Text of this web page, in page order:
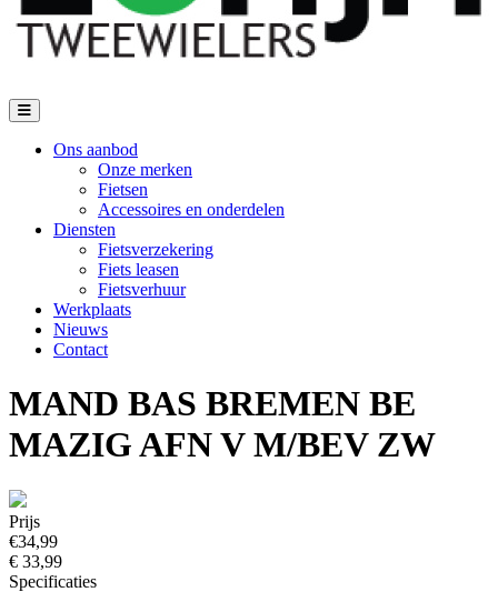
Ons aanbod
Onze merken
Fietsen
Accessoires en onderdelen
Diensten
Fietsverzekering
Fiets leasen
Fietsverhuur
Werkplaats
Nieuws
Contact
MAND BAS BREMEN BE
MAZIG AFN V M/BEV ZW
Prijs
€34,99
€ 33,99
Specificaties